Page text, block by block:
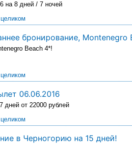
на 8 дней / 7 ночей
бронирование, Montenegro
Beach 4*!
06.06.2016
дней от 22000 рублей
в Черногорию на 15 дней!